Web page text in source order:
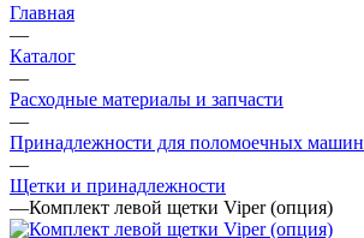
Главная
—
Каталог
—
Расходные материалы и запчасти
—
Принадлежности для поломоечных машин
—
Щетки и принадлежности
—Комплект левой щетки Viper (опция)